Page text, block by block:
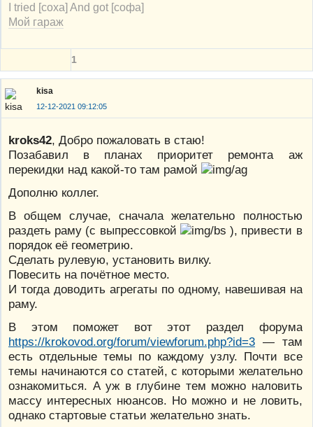
I tried [соха] And got [софа]
Мой гараж
1
kisa
12-12-2021 09:12:05
kroks42, Добро пожаловать в стаю!
Позабавил в планах приоритет ремонта аж
перекидки над какой-то там рамой
Дополню коллег.
В общем случае, сначала желательно полностью
раздеть раму (с выпрессовкой
), привести в
порядок её геометрию.
Сделать рулевую, установить вилку.
Повесить на почётное место.
И тогда доводить агрегаты по одному, навешивая на
раму.
В этом поможет вот этот раздел форума
https://krokovod.org/forum/viewforum.php?id=3 — там
есть отдельные темы по каждому узлу. Почти все
темы начинаются со статей, с которыми желательно
ознакомиться. А уж в глубине тем можно наловить
массу интересных нюансов. Но можно и не ловить,
однако стартовые статьи желательно знать.